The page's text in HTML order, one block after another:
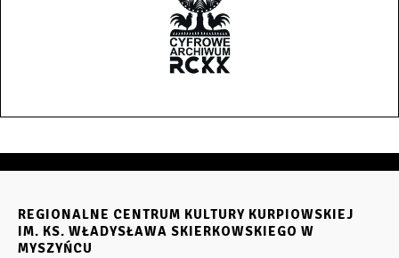
REGIONALNE CENTRUM KULTURY KURPIOWSKIEJ
IM. KS. WŁADYSŁAWA SKIERKOWSKIEGO W
MYSZYŃCU